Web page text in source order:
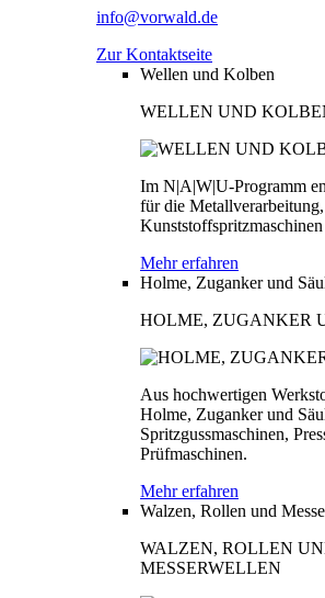
info@vorwald.de
Zur Kontaktseite
Wellen und Kolben
WELLEN UND
Im N|A|W|U-Programm
für die Metallverarbeitung,
Kunststoffspritzmaschinen
Mehr erfahren
Holme, Zuganker und
HOLME, ZUGANKER
Aus hochwertigen
Holme, Zuganker und
Spritzgussmaschinen,
Prüfmaschinen.
Mehr erfahren
Walzen, Rollen und
WALZEN, ROLLEN
MESSERWELLEN